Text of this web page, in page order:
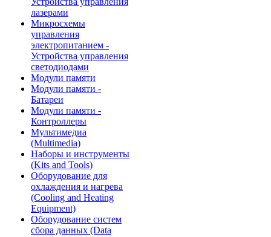
лазерами
Микросхемы
управления
электропитанием -
Устройства управления
светодиодами
Модули памяти
Модули памяти -
Батареи
Модули памяти -
Контроллеры
Мультимедиа
(Multimedia)
Наборы и инструменты
(Kits and Tools)
Оборудование для
охлаждения и нагрева
(Cooling and Heating
Equipment)
Оборудование систем
сбора данных (Data